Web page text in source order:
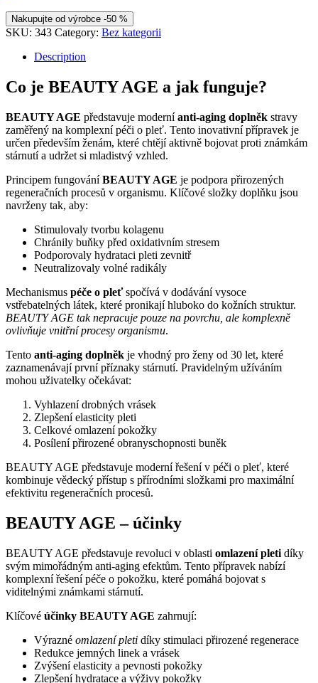
Nakupujte od výrobce -50 %
SKU: 343 Category: Bez kategorii
Description
Co je BEAUTY AGE a jak funguje?
BEAUTY AGE představuje moderníanti-aging doplněk stravy
zaměřený na komplexní péči o pleť. Tento inovativní přípravek je
určen především ženám, které chtějí aktivně bojovat proti známkám
stárnutí a udržet si mladistvý vzhled.
Principem fungováníBEAUTY AGE je podpora přirozených
regeneračních procesů v organismu. Klíčové složky doplňku jsou
navrženy tak, aby:
Stimulovaly tvorbu kolagenu
Chránily buňky před oxidativním stresem
Podporovaly hydrataci pleti zevnitř
Neutralizovaly volné radikály
Mechanismus péče o pleťspočívá v dodávání vysoce
vstřebatelných látek, které pronikají hluboko do kožních struktur.
BEAUTY AGE tak nepracuje pouze na povrchu, ale komplexně
ovlivňuje vnitřní procesy organismu.
Tento anti-aging doplněk je vhodný pro ženy od 30 let, které
zaznamenávají první příznaky stárnutí. Pravidelným užíváním
mohou uživatelky očekávat:
Vyhlazení drobných vrásek
Zlepšení elasticity pleti
Celkové omlazení pokožky
Posílení přirozené obranyschopnosti buněk
BEAUTY AGE představuje moderní řešení v péči o pleť, které
kombinuje vědecký přístup s přírodními složkami pro maximální
efektivitu regeneračních procesů.
BEAUTY AGE – účinky
BEAUTY AGE představuje revoluci v oblasti omlazení pleti díky
svým mimořádným anti-aging efektům. Tento přípravek nabízí
komplexní řešení péče o pokožku, které pomáhá bojovat s
viditelnými známkami stárnutí.
Klíčové účinky BEAUTY AGE zahrnují:
Výrazné omlazení pleti díky stimulaci přirozené regenerace
Redukce jemných linek a vrásek
Zvýšení elasticity a pevnosti pokožky
Zlepšení hydratace a výživy pokožky